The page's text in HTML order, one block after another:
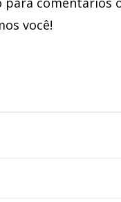
você!